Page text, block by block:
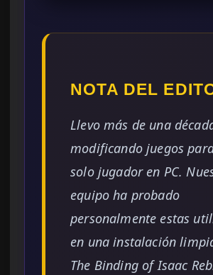
NOTA DEL
Llevo más de una
modificando juegos
solo jugador en PC.
equipo ha probado
personalmente estas
en una instalación
The Binding of Isaac